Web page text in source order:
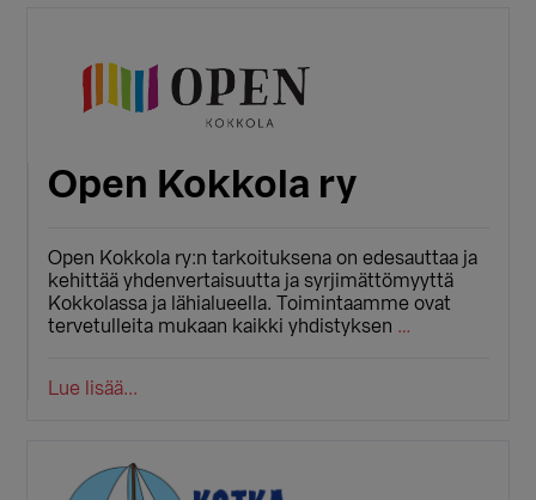
Open Kokkola ry
Open Kokkola ry:n tarkoituksena on edesauttaa ja
kehittää yhdenvertaisuutta ja syrjimättömyyttä
Kokkolassa ja lähialueella. Toimintaamme ovat
tervetulleita mukaan kaikki yhdistyksen …
Lue lisää...